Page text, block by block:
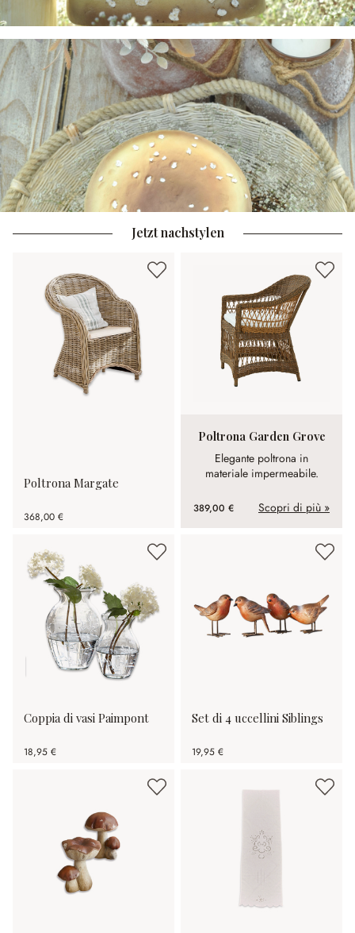
Jetzt nachstylen
Poltrona Margate
368,00 €
Poltrona Garden Grove
Elegante poltrona in
materiale impermeabile.
389,00 € Scopri di più »
Coppia di vasi Paimpont
18,95 €
Set di 4 uccellini Siblings
19,95 €